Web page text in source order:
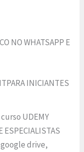
NO WHATSAPP E
INICIANTES
UDEMY
ESPECIALISTAS
drive,